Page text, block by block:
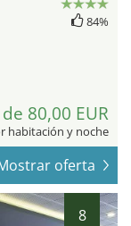
84%
de 80,00 EUR
habitación y noche
oferta
8